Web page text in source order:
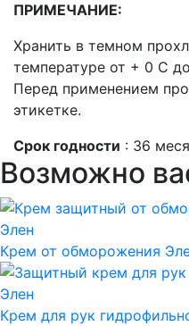
ПРИМЕЧАНИЕ:
Хранить в темном
температуре от + 0 С
Перед применением
этикетке.
Срок годности : 36
Возможно
Крем от обморожения
Крем для рук